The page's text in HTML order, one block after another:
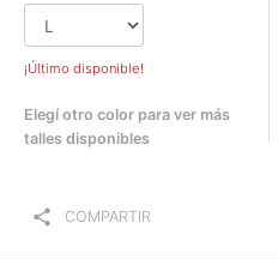
¡Último disponible!
Elegí otro color para ver más
talles disponibles
share COMPARTIR